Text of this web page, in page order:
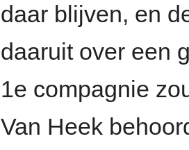
daar blijven, en
daaruit over een
1e compagnie
Van Heek